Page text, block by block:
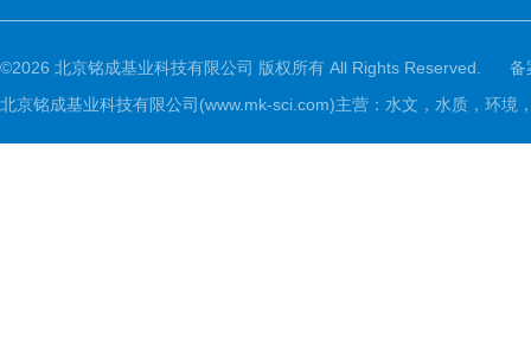
©2026 北京铭成基业科技有限公司 版权所有 All Rights Reserved.
备
北京铭成基业科技有限公司(www.mk-sci.com)主营：水文，水质，环境